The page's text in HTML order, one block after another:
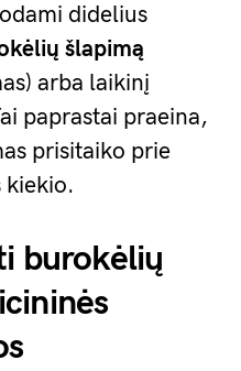
didelius
šlapimą
arba laikinį
paprastai praeina,
prisitaiko prie
kiekio.
burokėlių